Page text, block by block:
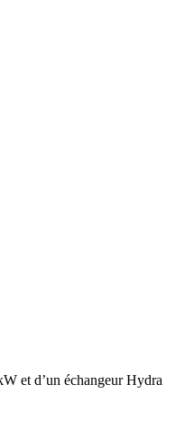
et d’un échangeur Hydra